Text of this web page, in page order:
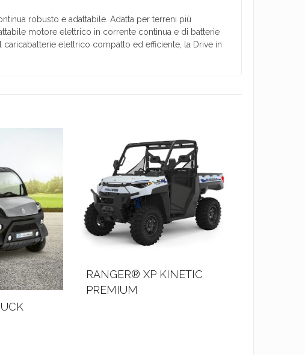
robusto e adattabile. Adatta per terreni più
motore elettrico in corrente continua e di batterie
elettrico compatto ed efficiente, la Drive in
RANGER® XP KINETIC
PREMIUM